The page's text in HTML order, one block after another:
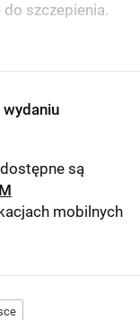
do szczepienia.
są
mobilnych